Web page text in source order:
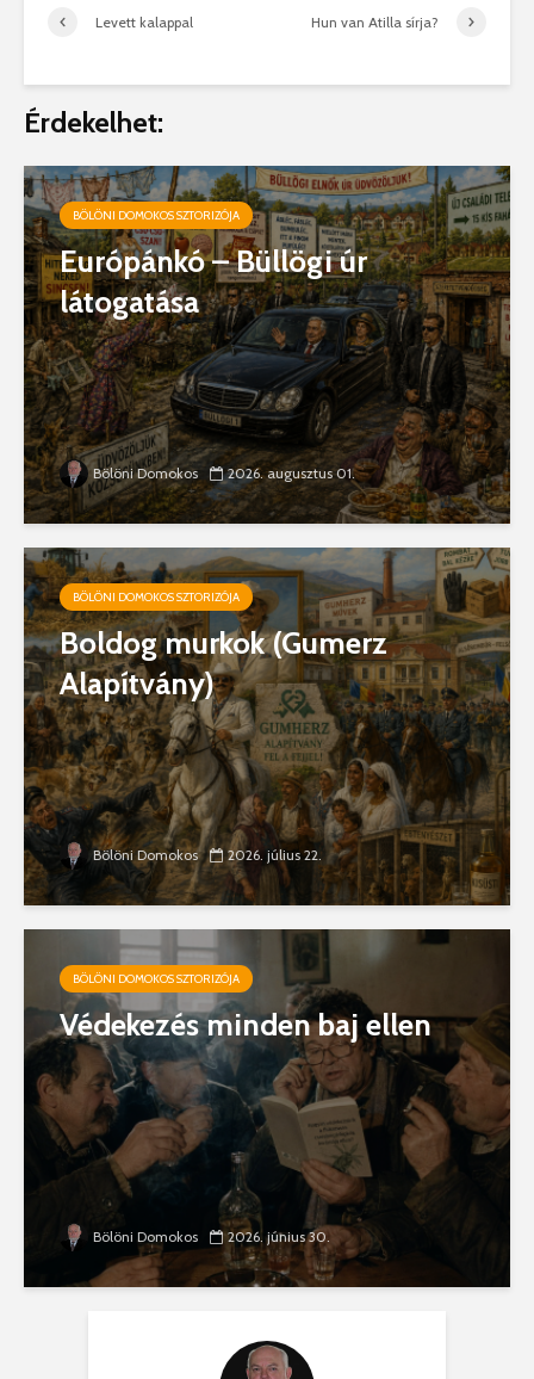
Levett kalappal Hun van Atilla sírja?
Érdekelhet:
BÖLÖNI DOMOKOS SZTORIZÓJA
Európánkó – Büllögi úr
látogatása
Bölöni Domokos 2026. augusztus 01.
BÖLÖNI DOMOKOS SZTORIZÓJA
Boldog murkok (Gumerz
Alapítvány)
Bölöni Domokos 2026. július 22.
BÖLÖNI DOMOKOS SZTORIZÓJA
Védekezés minden baj ellen
Bölöni Domokos 2026. június 30.